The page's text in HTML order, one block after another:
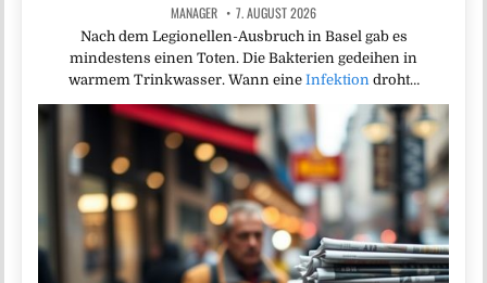
MANAGER 7. AUGUST 2026
Nach dem Legionellen-Ausbruch in Basel gab es
mindestens einen Toten. Die Bakterien gedeihen in
warmem Trinkwasser. Wann eine Infektion droht…